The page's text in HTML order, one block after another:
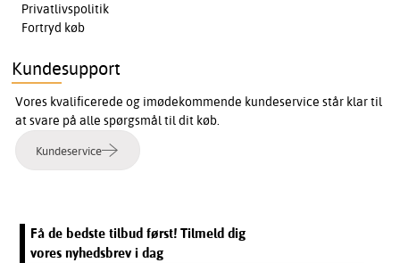
Privatlivspolitik
Fortryd køb
Kundesupport
Vores kvalificerede og imødekommende kundeservice står klar til
at svare på alle spørgsmål til dit køb.
Kundeservice
Få de bedste tilbud først! Tilmeld dig
vores nyhedsbrev i dag